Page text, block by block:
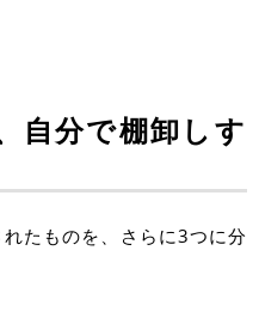
自分で棚卸しす
れたものを、さらに3つに分